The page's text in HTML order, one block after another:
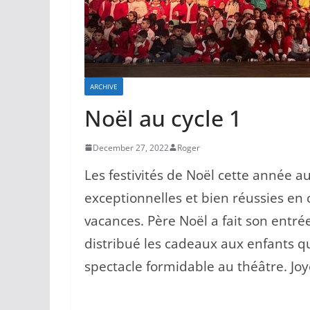
ARCHIVE
Noël au cycle 1
December 27, 2022 Roger
Les festivités de Noël cette année
exceptionnelles et bien réussies
vacances. Père Noël a fait son
distribué les cadeaux aux enfants
spectacle formidable au théâtre.